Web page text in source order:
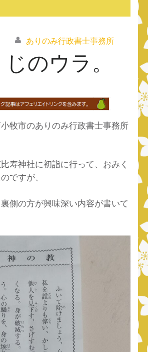
ありのみ行政書士事務所
のウラ。
牧市のありのみ行政書士事務所
寿神社に初詣に行って、おみく
ですが、
側の方が興味深い内容が書いて